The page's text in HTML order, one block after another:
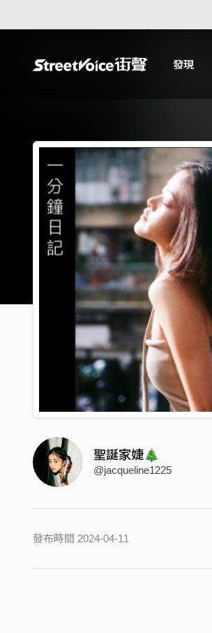
發現
聖誕家婕🎄
@jacqueline1225
發布時間 2024-04-11